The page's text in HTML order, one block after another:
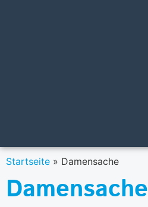
Startseite » Damensache
Damensache